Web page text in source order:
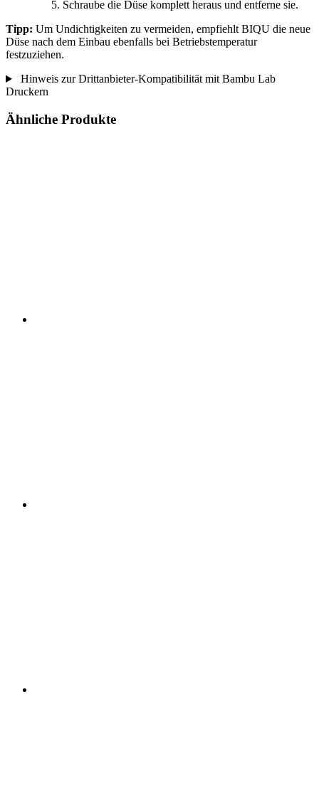
Schraube die Düse komplett heraus und entferne sie.
Tipp: Um Undichtigkeiten zu vermeiden, empfiehlt BIQU die neue
Düse nach dem Einbau ebenfalls bei Betriebstemperatur
festzuziehen.
Hinweis zur Drittanbieter-Kompatibilität mit Bambu Lab
Druckern
Ähnliche Produkte